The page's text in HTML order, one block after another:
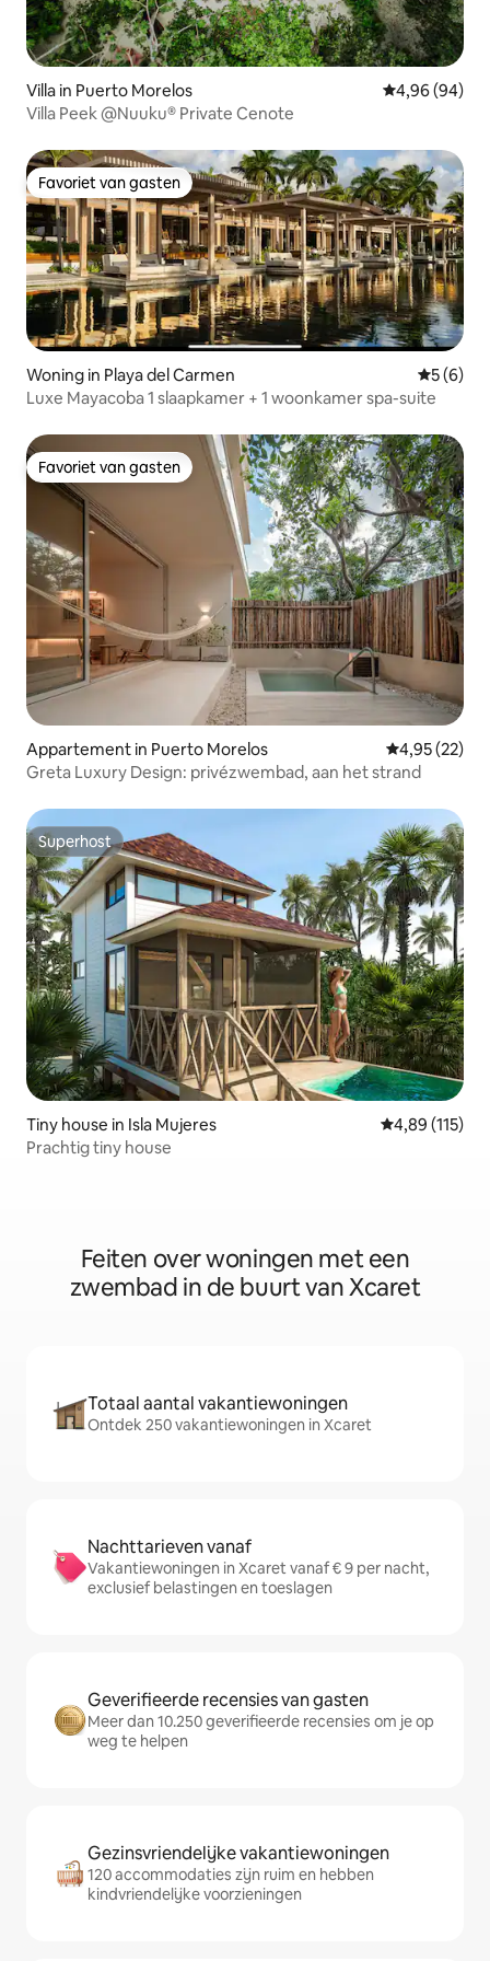
Villa in Puerto Morelos Gemiddelde
4,96 (94)
Villa Peek @Nuuku® Private Cenote
Favoriet van gasten
Favoriet van gasten
Woning in Playa del Carmen
5 (6)
Luxe Mayacoba 1 slaapkamer + 1 woonkamer spa-suite
Favoriet van gasten
Favoriet van gasten
Appartement in Puerto Morelos Gemiddelde
4,95 (22)
Greta Luxury Design: privézwembad, aan het strand
Superhost
Superhost
Tiny house in Isla Mujeres Gemiddelde
4,89 (115)
Prachtig tiny house
Feiten over woningen met een
zwembad in de buurt van Xcaret
Totaal aantal vakantiewoningen
Ontdek 250 vakantiewoningen in Xcaret
Nachttarieven vanaf
Vakantiewoningen in Xcaret vanaf € 9 per nacht,
exclusief belastingen en toeslagen
Geverifieerde recensies van gasten
Meer dan 10.250 geverifieerde recensies om je op
weg te helpen
Gezinsvriendelijke vakantiewoningen
120 accommodaties zijn ruim en hebben
kindvriendelijke voorzieningen